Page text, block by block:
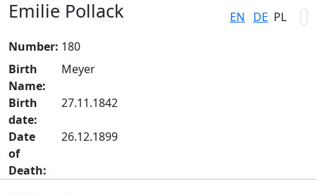
EN DE PL
Emilie Pollack
Number: 180
Birth
Name:
Meyer
Birth
date:
27.11.1842
Date
of
Death:
26.12.1899